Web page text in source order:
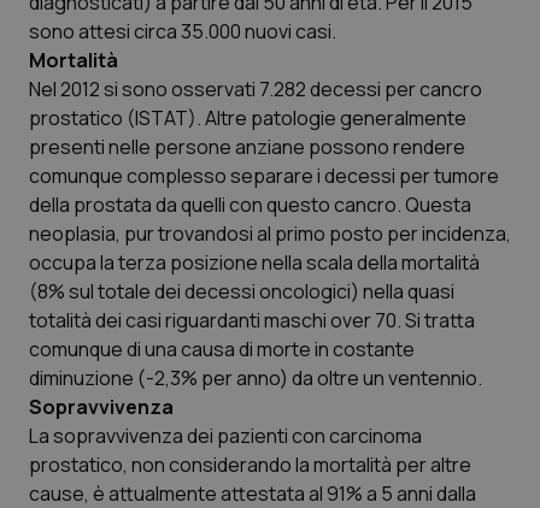
sono attesi circa 35.000 nuovi casi.
Mortalità
Nel 2012 si sono osservati 7.282 decessi per cancro
prostatico (ISTAT). Altre patologie generalmente
presenti nelle persone anziane possono rendere
comunque complesso separare i decessi per tumore
della prostata da quelli con questo cancro. Questa
neoplasia, pur trovandosi al primo posto per incidenza,
occupa la terza posizione nella scala della mortalità
(8% sul totale dei decessi oncologici) nella quasi
totalità dei casi riguardanti maschi over 70. Si tratta
comunque di una causa di morte in costante
diminuzione (-2,3% per anno) da oltre un ventennio.
Sopravvivenza
La sopravvivenza dei pazienti con carcinoma
prostatico, non considerando la mortalità per altre
cause, è attualmente attestata al 91% a 5 anni dalla